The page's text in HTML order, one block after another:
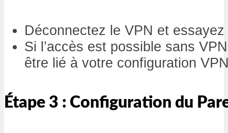
Déconnectez le VPN et essayez
Si l’accès est possible sans
être lié à votre configuration
Étape 3 : Configuration du